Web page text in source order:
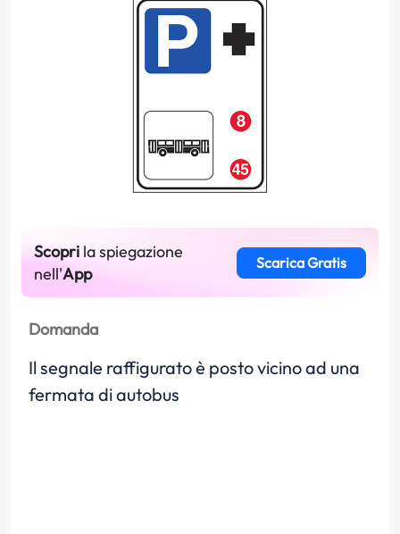
Scopri la spiegazione
nell'App
Scarica Gratis
Domanda
Il segnale raffigurato è posto vicino ad una
fermata di autobus